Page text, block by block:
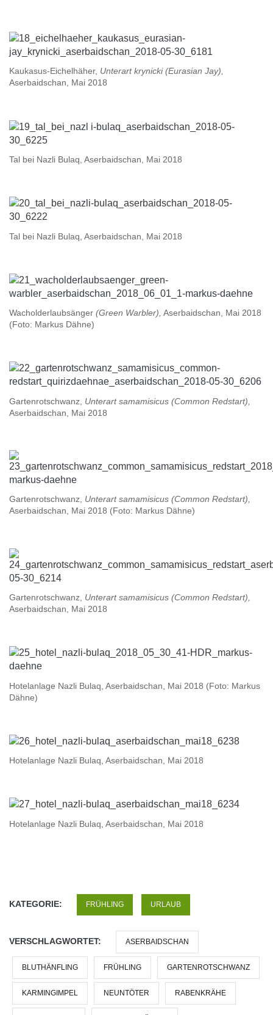
Kaukasus-Eichelhäher, Unterartkrynicki (Eurasian Jay),
Aserbaidschan, Mai 2018
Tal bei Nazli Bulaq, Aserbaidschan, Mai 2018
Tal bei Nazli Bulaq, Aserbaidschan, Mai 2018
Wacholderlaubsänger (Green Warbler), Aserbaidschan, Mai 2018
(Foto: Markus Dähne)
Gartenrotschwanz, Unterart samamisicus (Common Redstart),
Aserbaidschan, Mai 2018
Gartenrotschwanz, Unterart samamisicus (Common Redstart),
Aserbaidschan, Mai 2018 (Foto: Markus Dähne)
Gartenrotschwanz, Unterart samamisicus (Common Redstart),
Aserbaidschan, Mai 2018
Hotelanlage Nazli Bulaq, Aserbaidschan, Mai 2018 (Foto: Markus
Dähne)
Hotelanlage Nazli Bulaq, Aserbaidschan, Mai 2018
Hotelanlage Nazli Bulaq, Aserbaidschan, Mai 2018
KATEGORIE: FRÜHLING URLAUB
VERSCHLAGWORTET: ASERBAIDSCHAN
BLUTHÄNFLING FRÜHLING GARTENROTSCHWANZ
KARMINGIMPEL NEUNTÖTER RABENKRÄHE